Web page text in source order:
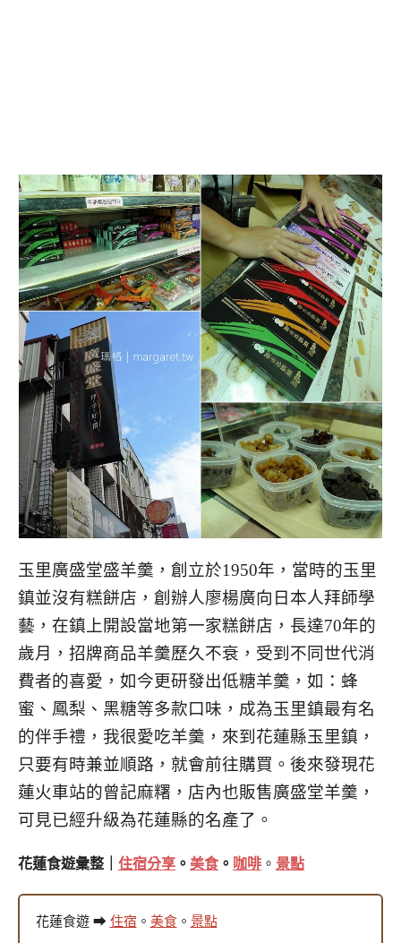
玉里廣盛堂盛羊羹，創立於1950年，當時的玉里
鎮並沒有糕餅店，創辦人廖楊廣向日本人拜師學
藝，在鎮上開設當地第一家糕餅店，長達70年的
歲月，招牌商品羊羹歷久不衰，受到不同世代消
費者的喜愛，如今更研發出低糖羊羹，如：蜂
蜜、鳳梨、黑糖等多款口味，成為玉里鎮最有名
的伴手禮， 我很愛吃羊羹，來到花蓮縣玉里鎮，
只要有時兼並順路，就會前往購買。後來發現花
蓮火車站的曾記麻糬，店內也販售廣盛堂羊羹，
可見已經升級為花蓮縣的名產了。
花蓮食遊彙整｜ 住宿分享 。 美食。 咖啡 。 景點
花蓮食遊 ➡ 住宿 。 美食。 景點